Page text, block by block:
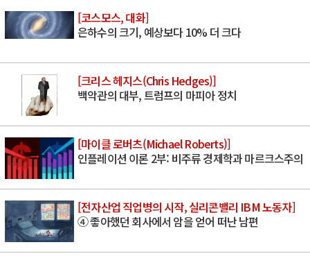
[코스모스, 대화]
은하수의 크기, 예상보다 10% 더 크다
[크리스 헤지스(Chris Hedges)]
백악관의 대부, 트럼프의 마피아 정치
[마이클 로버츠(Michael Roberts)]
인플레이션 이론 2부: 비주류 경제학과 마르크스주의
[전자산업 직업병의 시작, 실리콘밸리 IBM 노동자]
④ 좋아했던 회사에서 암을 얻어 떠난 남편